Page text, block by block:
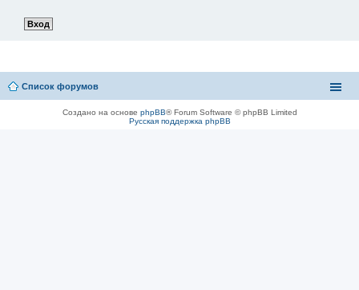
Список форумов
Создано на основе phpBB® Forum Software © phpBB Limited
Русская поддержка phpBB